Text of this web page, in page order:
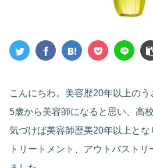
こんにちわ。美容歴20年以上のう
5歳から美容師になると思い、高
気づけば美容師歴美20年以上とな
トリートメント、アウトバスト